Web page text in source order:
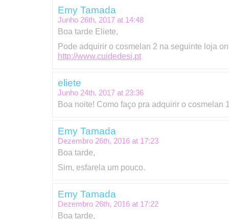
Emy Tamada
Junho 26th, 2017 at 14:48
Boa tarde Eliete,
Pode adquirir o cosmelan 2 na seguinte loja
http://www.cuidedesi.pt
eliete
Junho 24th, 2017 at 23:36
Boa noite! Como faço pra adquirir o cosmelan
Emy Tamada
Dezembro 26th, 2016 at 17:23
Boa tarde,
Sim, esfarela um pouco.
Emy Tamada
Dezembro 26th, 2016 at 17:22
Boa tarde,